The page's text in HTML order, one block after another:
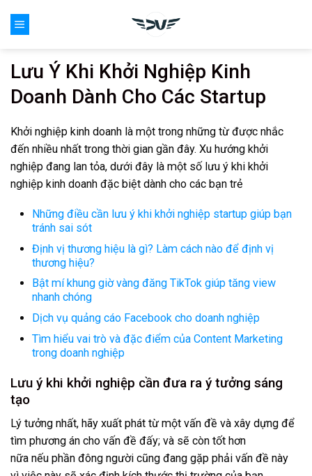
Lưu Ý Khi Khởi Nghiệp Kinh
Doanh Dành Cho Các Startup
Khởi nghiệp kinh doanh là một trong những từ được nhắc
đến nhiều nhất trong thời gian gần đây. Xu hướng khởi
nghiệp đang lan tỏa, dưới đây là một số lưu ý khi khởi
nghiệp kinh doanh đặc biệt dành cho các bạn trẻ
Những điều cần lưu ý khi khởi nghiệp startup giúp bạn
tránh sai sót
Định vị thương hiệu là gì? Làm cách nào để định vị
thương hiệu?
Bật mí khung giờ vàng đăng TikTok giúp tăng view
nhanh chóng
Dịch vụ quảng cáo Facebook cho doanh nghiệp
Tìm hiểu vai trò và đặc điểm của Content Marketing
trong doanh nghiệp
Lưu ý khi khởi nghiệp cần đưa ra ý tưởng sáng
tạo
Lý tưởng nhất, hãy xuất phát từ một vấn đề và xây dựng để
tìm phương án cho vấn đề đấy; và sẽ còn tốt hơn
nữa nếu phần đông người cũng đang gặp phải vấn đề này